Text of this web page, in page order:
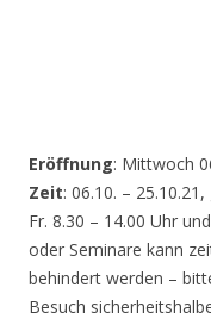
Eröffnung: Mittwoch
Zeit: 06.10. –
Fr. 8.30 – 14.00 Uhr
oder Seminare kann
behindert werden –
Besuch